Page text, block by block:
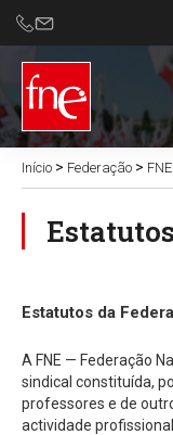
Início > Federação > FNE
Estatutos da
A FNE — Federação
sindical constituída,
professores e de
actividade